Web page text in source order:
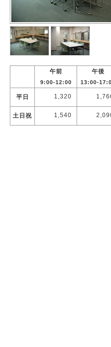
午前
9:00-12:00
午後
13:00-
平日 1,320
土日祝 1,540